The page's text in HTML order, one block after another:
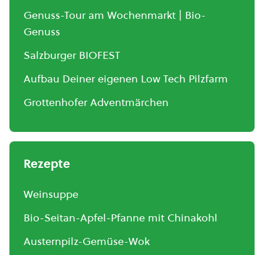
Genuss-Tour am Wochenmarkt | Bio-
Genuss
Salzburger BIOFEST
Aufbau Deiner eigenen Low Tech Pilzfarm
Grottenhofer Adventmärchen
Rezepte
Weinsuppe
Bio-Seitan-Apfel-Pfanne mit Chinakohl
Austernpilz-Gemüse-Wok